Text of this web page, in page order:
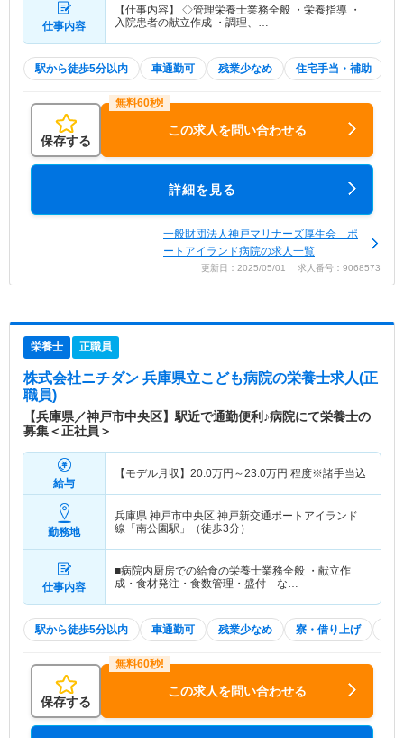
仕事内容
【仕事内容】 ◇管理栄養士業務全般 ・栄養指導 ・
入院患者の献立作成 ・調理、…
駅から徒歩5分以内 車通勤可 残業少なめ 住宅手当・補助
保存する
この求人を問い合わせる
詳細を見る
一般財団法人神戸マリナーズ厚生会 ポ
ートアイランド病院の求人一覧
更新日：2025/05/01 求人番号：9068573
栄養士 正職員
株式会社ニチダン 兵庫県立こども病院の栄養士求人(正
職員)
【兵庫県／神戸市中央区】駅近で通勤便利♪病院にて栄養士の
募集＜正社員＞
給与
【モデル月収】 20.0万円～23.0万円 程度※諸手当込
勤務地
兵庫県 神戸市中央区 神戸新交通ポートアイランド
線「南公園駅」（徒歩3分）
仕事内容
■病院内厨房での給食の栄養士業務全般 ・献立作
成・食材発注・食数管理・盛付 な…
駅から徒歩5分以内 車通勤可 残業少なめ 寮・借り上げ
保存する
この求人を問い合わせる